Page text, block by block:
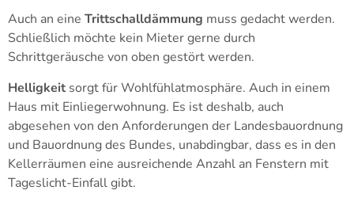
Auch an eine Trittschalldämmung muss gedacht werden.
Schließlich möchte kein Mieter gerne durch
Schrittgeräusche von oben gestört werden.
Helligkeit sorgt für Wohlfühlatmosphäre. Auch in einem
Haus mit Einliegerwohnung. Es ist deshalb, auch
abgesehen von den Anforderungen der Landesbauordnung
und Bauordnung des Bundes, unabdingbar, dass es in den
Kellerräumen eine ausreichende Anzahl an Fenstern mit
Tageslicht-Einfall gibt.